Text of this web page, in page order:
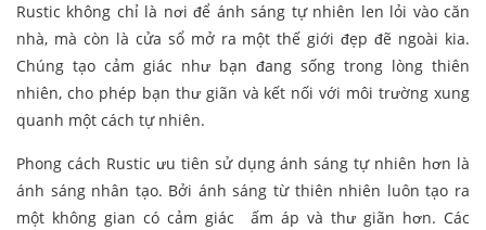
Rustic không chỉ là nơi để ánh sáng tự nhiên len lỏi vào căn
nhà, mà còn là cửa sổ mở ra một thế giới đẹp đẽ ngoài kia.
Chúng tạo cảm giác như bạn đang sống trong lòng thiên
nhiên, cho phép bạn thư giãn và kết nối với môi trường xung
quanh một cách tự nhiên.
Phong cách Rustic ưu tiên sử dụng ánh sáng tự nhiên hơn là
ánh sáng nhân tạo. Bởi ánh sáng từ thiên nhiên luôn tạo ra
một không gian có cảm giác ấm áp và thư giãn hơn. Các